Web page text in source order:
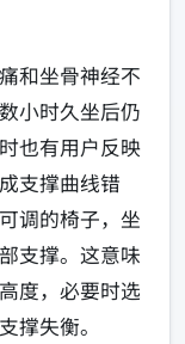
和坐骨神经不
小时久坐后仍
也有用户反映
支撑曲线错
调的椅子，坐
支撑。这意味
度，必要时选
撑失衡。